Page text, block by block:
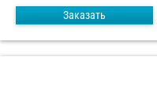
Заказать